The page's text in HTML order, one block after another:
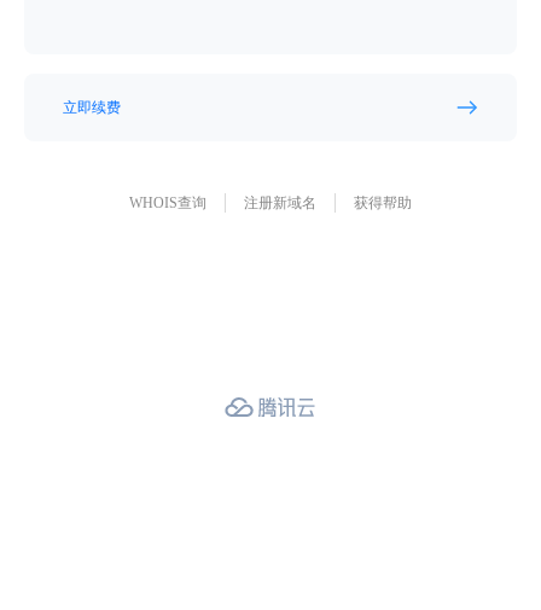
立即续费
WHOIS查询 注册新域名 获得帮助